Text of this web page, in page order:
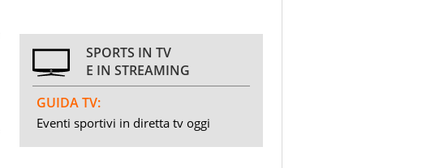
SPORTS IN TV
E IN STREAMING
GUIDA TV:
Eventi sportivi in diretta tv oggi